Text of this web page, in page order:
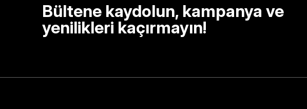
Bültene kaydolun, kampanya ve
yenilikleri kaçırmayın!